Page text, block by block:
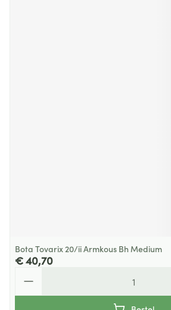
Bota Tovarix 20/ii Armkous Bh Medium
€ 40,70